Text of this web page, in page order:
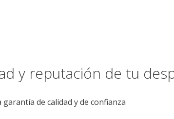
y reputación de tu
de calidad y de confianza